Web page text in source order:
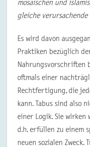
mosaischen und
gleiche
Es wird davon
Praktiken bezüglich
Nahrungsvorschriften
oftmals einer
Rechtfertigung, die
kann. Tabus sind also
einer Logik. Sie
d.h. erfüllen zu einem
neuen sozialen Zweck.